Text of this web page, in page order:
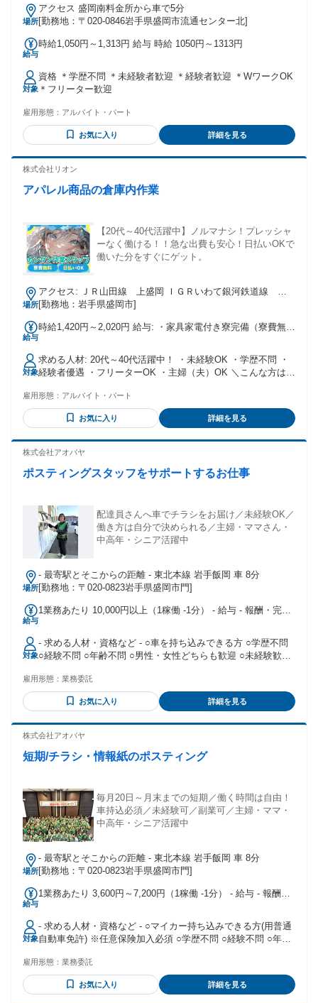
外事由1号)・定年年齢が63歳のため/満18歳未満の深夜業務の
原則禁止））
場所
アクセス 盛岡南料金所から車で5分
[勤務地：〒020-0846岩手県盛岡市流通センター北]
給与
時給1,050円～1,313円 給与 時給 1050円～1313円
対象
資格 ＊学歴不問 ＊未経験者歓迎 ＊経験者歓迎 ＊WワークOK
＊フリーター歓迎
雇用形態： アルバイト・パート
お気に入り 詳細を見る
株式会社リオン
アパレル商品の倉庫内作業
【20代～40代活躍中】ノルマナシ！プレッシャ
ーなく働ける！！急な出費も安心！日払いOKで
働いた分をすぐにゲット。
場所
アクセス: ＪＲ山田線 上盛岡 ＩＧＲいわて銀河鉄道線 盛
岡 ＪＲ東北本線 盛岡
[勤務地：岩手県盛岡市]
給与
時給1,420円～2,020円 給与: ・家具家電付き寮完備（寮費無
OK！＞＞ 毎週お給料を受け取れるから 無理なく 生活費のや
りくりが可能！ 管理もしやすく 安定した収入で 安心して働
けますよ！
対象
求める人材: 20代～40代活躍中！ ・未経験OK ・学歴不問 ・
経験者優遇 ・フリーターOK ・主婦（夫）OK ＼こんな方はぜ
・働きやすい職場を探している
雇用形態： アルバイト・パート
お気に入り 詳細を見る
株式会社アオバヤ
ポスティングスタッフをサポートするお仕事
配達員さんへ車でチラシをお届け／未経験OK／
働き方は自分で決められる／主婦・ママさん・
中高年・シニア活躍中
場所
- 最寄駅とそこからの距離 - 東北本線 岩手飯岡 車 8分
[勤務地：〒020-0823岩手県盛岡市門]
給与
1業務あたり 10,000円以上（1稼働 -1分） - 給与 - 報酬・完全
時間勤務の場合※時間換算：1250円
対象
- 求める人材・資格など - ○車を持ち込みできる方 ○学歴不問
○経験不問 ○年齢不問 ○男性・女性どちらも歓迎 ○未経験歓迎
雇用形態： 業務委託
お気に入り 詳細を見る
株式会社アオバヤ
短期/チラシ・情報紙のポスティング
毎月20日～月末までの短期／働く時間は自由！
車持込必須／未経験可／副業可／主婦・ママ・
中高年・シニア活躍中
場所
- 最寄駅とそこからの距離 - 東北本線 岩手飯岡 車 8分
[勤務地：〒020-0823岩手県盛岡市門]
給与
1業務あたり 3,600円～7,200円（1稼働 -1分） - 給与 - 報酬・
7,200円●1稼働：平均3時間ほどで完了できる件数・エリアに
てお渡し⇒業務完了で【報酬】日額固定3,600円●2稼働：平均
6時間ほどで完了できる件数・エリアにてお渡し⇒業務完了で
【報酬】日額固定7,200円
対象
- 求める人材・資格など - ○マイカー持ち込みできる方(用普通
自動車免許) ※任意保険加入必須 ○学歴不問 ○経験不問 ○年齢
れる方 ○歩くことが好きな方
雇用形態： 業務委託
お気に入り 詳細を見る